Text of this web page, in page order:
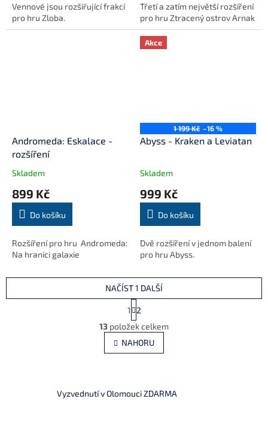
Vennové jsou rozšiřující frakcí
pro hru Zloba.
Třetí a zatím největší rozšíření
pro hru Ztracený ostrov Arnak
Andromeda: Eskalace -
rozšíření
Skladem
899 Kč
Do košíku
Rozšíření pro hru Andromeda:
Na hranici galaxie
Akce
1 199 Kč –16 %
Abyss - Kraken a Leviatan
Skladem
999 Kč
Do košíku
Dvě rozšíření v jednom balení
pro hru Abyss.
O
v
l
á
í
NAČÍST 1 DALŠÍ
t
r
á
n
k
n
1
2
13 položek celkem
NAHORU
Vyzvednutí v Olomouci ZDARMA